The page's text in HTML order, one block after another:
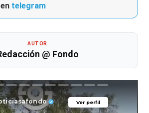
telegram
AUTOR
@ Fondo
Ver perfil
Ver perfil